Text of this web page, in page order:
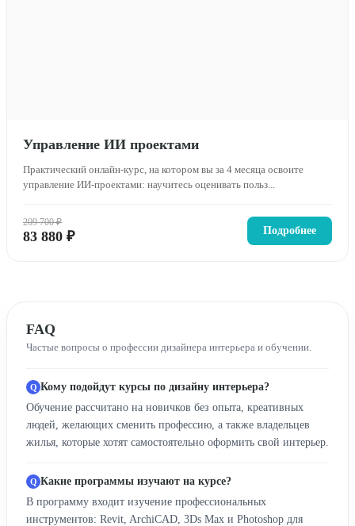
Управление ИИ проектами
Практический онлайн-курс, на котором вы за 4 месяца освоите
управление ИИ-проектами: научитесь оценивать польз...
209 700 ₽
83 880 ₽ Подробнее
FAQ
Частые вопросы о профессии дизайнера интерьера и обучении.
Кому подойдут курсы по дизайну интерьера?
Обучение рассчитано на новичков без опыта, креативных
людей, желающих сменить профессию, а также владельцев
жилья, которые хотят самостоятельно оформить свой интерьер.
Какие программы изучают на курсе?
В программу входит изучение профессиональных
инструментов: Revit, ArchiCAD, 3Ds Max и Photoshop для